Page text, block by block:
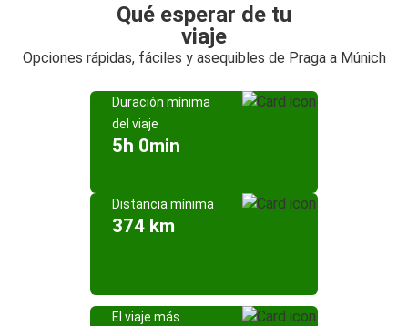
Qué esperar de tu
viaje
Opciones rápidas, fáciles y asequibles de Praga a Múnich
Duración mínima
del viaje
5h 0min
Distancia mínima
374 km
El viaje más